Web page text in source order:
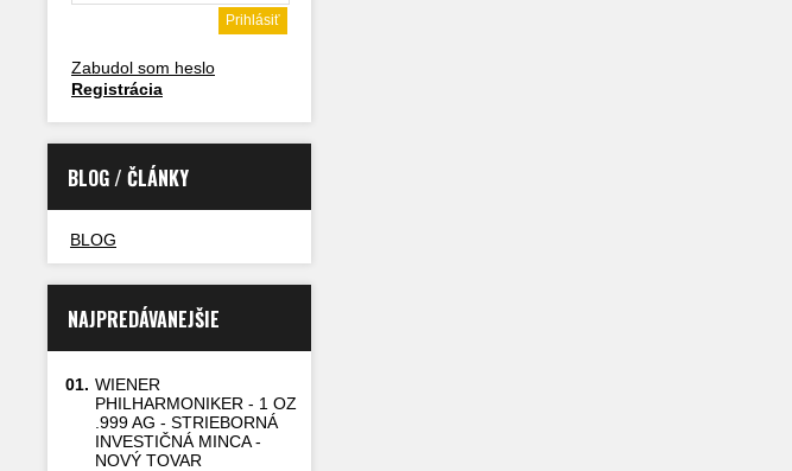
Zabudol som heslo
Registrácia
BLOG / ČLÁNKY
BLOG
NAJPREDÁVANEJŠIE
01. WIENER
PHILHARMONIKER - 1 OZ
.999 AG - STRIEBORNÁ
INVESTIČNÁ MINCA -
NOVÝ TOVAR